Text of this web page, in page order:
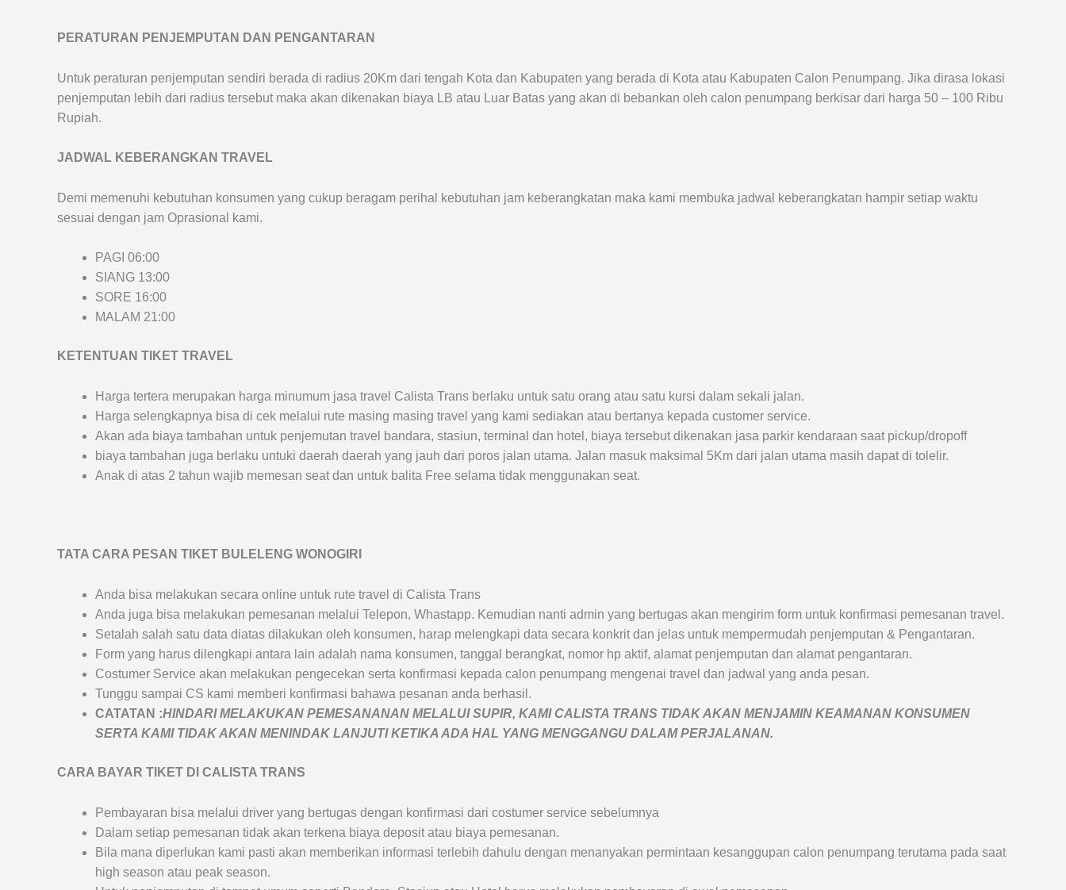
PERATURAN PENJEMPUTAN DAN PENGANTARAN
Untuk peraturan penjemputan sendiri berada di radius 20Km dari tengah Kota dan Kabupaten yang berada di Kota atau Kabupaten Calon Penumpang. Jika dirasa lokasi
penjemputan lebih dari radius tersebut maka akan dikenakan biaya LB atau Luar Batas yang akan di bebankan oleh calon penumpang berkisar dari harga 50 – 100 Ribu
Rupiah.
JADWAL KEBERANGKAN TRAVEL
Demi memenuhi kebutuhan konsumen yang cukup beragam perihal kebutuhan jam keberangkatan maka kami membuka jadwal keberangkatan hampir setiap waktu
sesuai dengan jam Oprasional kami.
PAGI 06:00
SIANG 13:00
SORE 16:00
MALAM 21:00
KETENTUAN TIKET TRAVEL
Harga tertera merupakan harga minumum jasa travel Calista Trans berlaku untuk satu orang atau satu kursi dalam sekali jalan.
Harga selengkapnya bisa di cek melalui rute masing masing travel yang kami sediakan atau bertanya kepada customer service.
Akan ada biaya tambahan untuk penjemutan travel bandara, stasiun, terminal dan hotel, biaya tersebut dikenakan jasa parkir kendaraan saat pickup/dropoff
biaya tambahan juga berlaku untuki daerah daerah yang jauh dari poros jalan utama. Jalan masuk maksimal 5Km dari jalan utama masih dapat di tolelir.
Anak di atas 2 tahun wajib memesan seat dan untuk balita Free selama tidak menggunakan seat.
TATA CARA PESAN TIKET BULELENG WONOGIRI
Anda bisa melakukan secara online untuk rute travel di Calista Trans
Anda juga bisa melakukan pemesanan melalui Telepon, Whastapp. Kemudian nanti admin yang bertugas akan mengirim form untuk konfirmasi pemesanan travel.
Setalah salah satu data diatas dilakukan oleh konsumen, harap melengkapi data secara konkrit dan jelas untuk mempermudah penjemputan & Pengantaran.
Form yang harus dilengkapi antara lain adalah nama konsumen, tanggal berangkat, nomor hp aktif, alamat penjemputan dan alamat pengantaran.
Costumer Service akan melakukan pengecekan serta konfirmasi kepada calon penumpang mengenai travel dan jadwal yang anda pesan.
Tunggu sampai CS kami memberi konfirmasi bahawa pesanan anda berhasil.
CATATAN :HINDARI MELAKUKAN PEMESANANAN MELALUI SUPIR, KAMI CALISTA TRANS TIDAK AKAN MENJAMIN KEAMANAN KONSUMEN
SERTA KAMI TIDAK AKAN MENINDAK LANJUTI KETIKA ADA HAL YANG MENGGANGU DALAM PERJALANAN.
CARA BAYAR TIKET DI CALISTA TRANS
Pembayaran bisa melalui driver yang bertugas dengan konfirmasi dari costumer service sebelumnya
Dalam setiap pemesanan tidak akan terkena biaya deposit atau biaya pemesanan.
Bila mana diperlukan kami pasti akan memberikan informasi terlebih dahulu dengan menanyakan permintaan kesanggupan calon penumpang terutama pada saat
high season atau peak season.